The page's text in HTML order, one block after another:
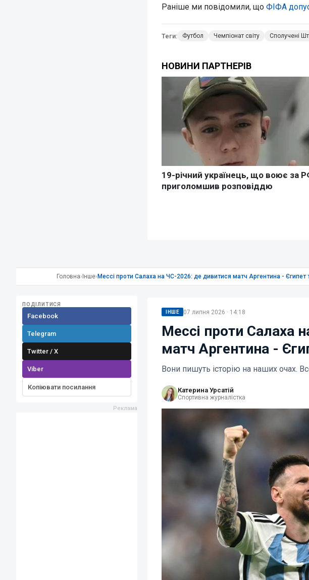
Раніше ми повідомили, що ФІФА
Теги: Футбол Чемпіонат світу Сполучені
Головна› Інше› Мессі проти Салаха на ЧС-2026: де дивитися матч Аргентина - Єгипет
ПОДІЛИТИСЯ
Facebook
Telegram
Twitter / X
Viber
Копіювати посилання
ІНШЕ 07 липня 2026 · 14:18
Мессі проти Салаха
матч Аргентина -
Вони пишуть історію на наших очах.
Катерина Урсатій
Спортивна журналістка